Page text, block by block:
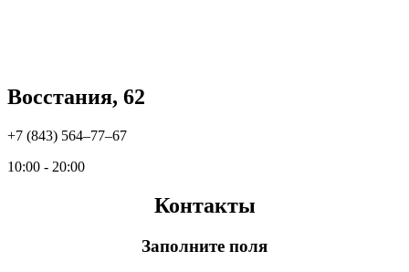
Восстания, 62
+7 (843) 564‒77‒67
10:00 - 20:00
Контакты
Заполните поля